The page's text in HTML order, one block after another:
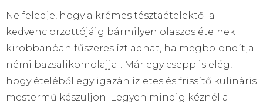
Ne feledje, hogy a krémes tésztaételektől a
kedvenc orzottójáig bármilyen olaszos ételnek
kirobbanóan fűszeres ízt adhat, ha megbolondítja
némi bazsalikomolajjal. Már egy csepp is elég,
hogy ételéből egy igazán ízletes és frissítő kulináris
mestermű készüljön. Legyen mindig kéznél a